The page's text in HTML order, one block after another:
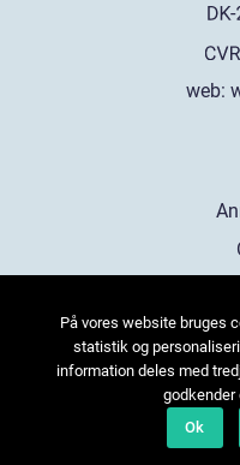
web:
På vores website bruges
statistik og
information deles med
Ok